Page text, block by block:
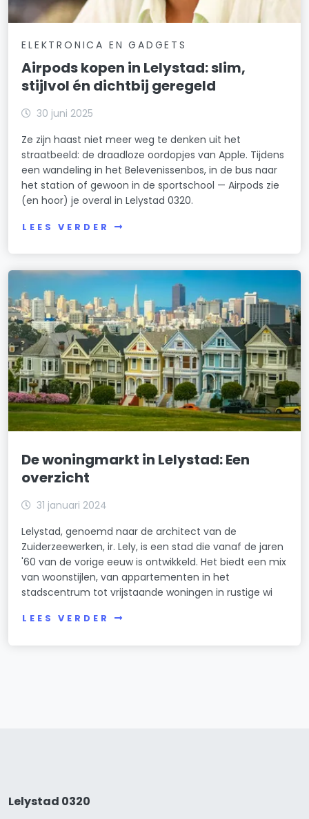
ELEKTRONICA EN GADGETS
Airpods kopen in Lelystad: slim,
stijlvol én dichtbij geregeld
30 juni 2025
Ze zijn haast niet meer weg te denken uit het
straatbeeld: de draadloze oordopjes van Apple. Tijdens
een wandeling in het Belevenissenbos, in de bus naar
het station of gewoon in de sportschool — Airpods zie
(en hoor) je overal in Lelystad 0320.
LEES VERDER
De woningmarkt in Lelystad: Een
overzicht
31 januari 2024
Lelystad, genoemd naar de architect van de
Zuiderzeewerken, ir. Lely, is een stad die vanaf de jaren
'60 van de vorige eeuw is ontwikkeld. Het biedt een mix
van woonstijlen, van appartementen in het
stadscentrum tot vrijstaande woningen in rustige wi
LEES VERDER
Lelystad 0320